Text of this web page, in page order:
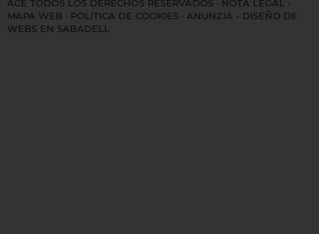
ACE TODOS LOS DERECHOS RESERVADOS · NOTA LEGAL
·
MAPA WEB · POLÍTICA DE COOKIES · ANUNZIA - DISEÑO DE
WEBS EN SABADELL